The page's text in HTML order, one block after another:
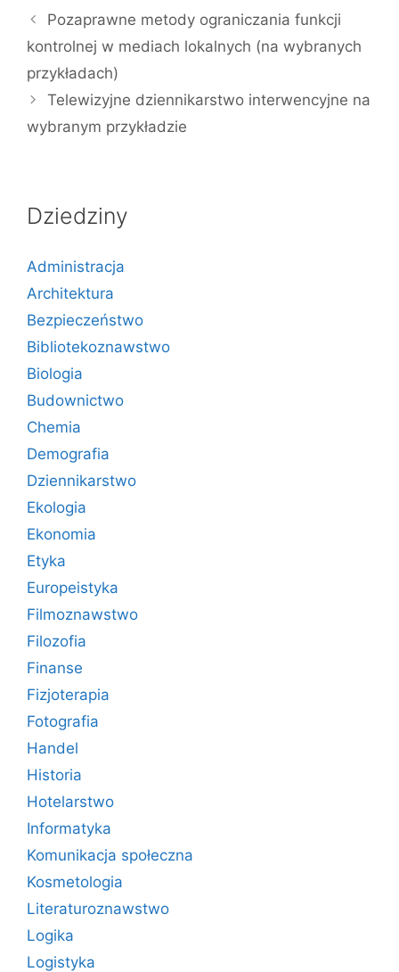
Pozaprawne metody ograniczania funkcji
kontrolnej w mediach lokalnych (na wybranych
przykładach)
Telewizyjne dziennikarstwo interwencyjne na
wybranym przykładzie
Dziedziny
Administracja
Architektura
Bezpieczeństwo
Bibliotekoznawstwo
Biologia
Budownictwo
Chemia
Demografia
Dziennikarstwo
Ekologia
Ekonomia
Etyka
Europeistyka
Filmoznawstwo
Filozofia
Finanse
Fizjoterapia
Fotografia
Handel
Historia
Hotelarstwo
Informatyka
Komunikacja społeczna
Kosmetologia
Literaturoznawstwo
Logika
Logistyka